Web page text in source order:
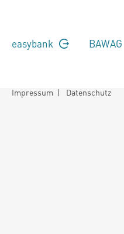
easybank BAWAG
Impressum | Datenschutz